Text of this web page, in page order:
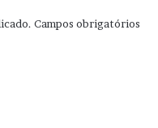
Campos obrigatórios